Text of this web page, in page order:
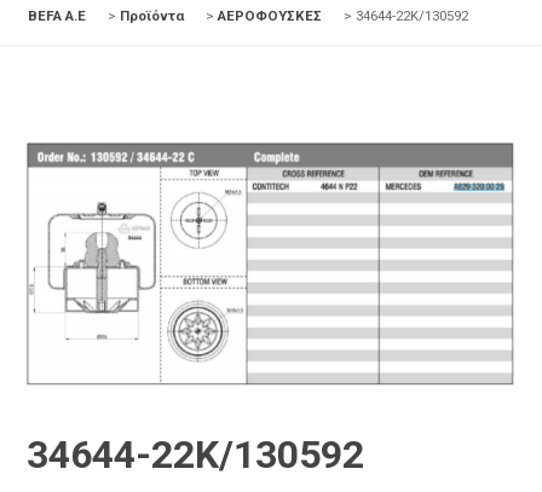
BEFA Α.Ε > Προϊόντα >ΑΕΡΟΦΟΥΣΚΕΣ > 34644-22K/130592
34644-22K/130592